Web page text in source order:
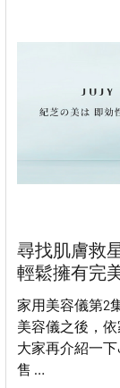
尋找肌膚救
輕鬆擁有完
家用美容儀第2
美容儀之後，
大家再介紹一
售 …